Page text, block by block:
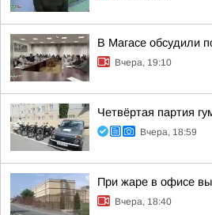
В Магасе обсудили
Вчера, 19:10
Четвёртая партия
Вчера, 18:59
При жаре в офисе
Вчера, 18:40